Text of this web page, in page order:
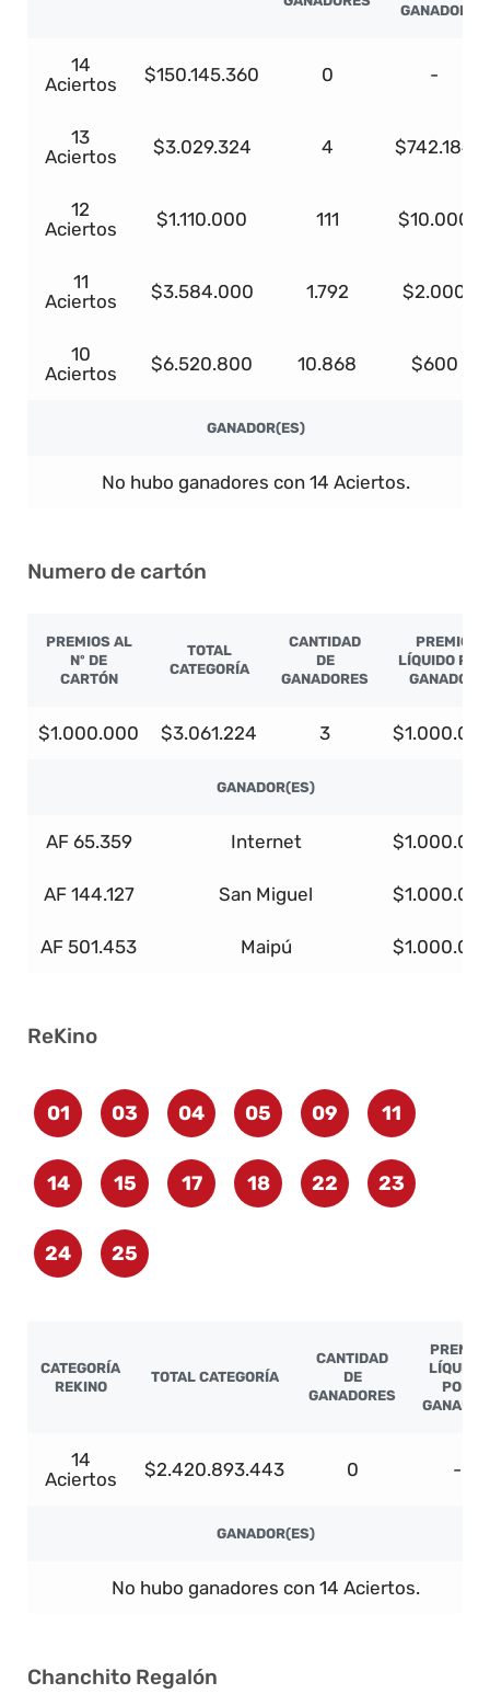
GANADOR
14
Aciertos
$150.145.360 0 -
13
Aciertos
$3.029.324 4 $742.184
12
Aciertos
$1.110.000 111 $10.000
11
Aciertos
$3.584.000 1.792 $2.000
10
Aciertos
$6.520.800 10.868 $600
GANADOR(ES)
No hubo ganadores con 14 Aciertos.
Numero de cartón
PREMIOS AL
Nº DE
CARTÓN
TOTAL
CATEGORÍA
CANTIDAD
DE
GANADORES
PREMIO
LÍQUIDO POR
GANADOR
$1.000.000 $3.061.224 3
GANADOR(ES)
AF 65.359 Internet
AF 144.127 San Miguel
AF 501.453 Maipú
ReKino
01 03 04 05 09 11
14 15 17 18 22 23
24 25
CATEGORÍA
REKINO
TOTAL CATEGORÍA
CANTIDAD
DE
GANADORES
PREMIO
LÍQUIDO
POR
GANADOR
14
Aciertos
$2.420.893.443 0 -
GANADOR(ES)
No hubo ganadores con 14 Aciertos.
Chanchito Regalón